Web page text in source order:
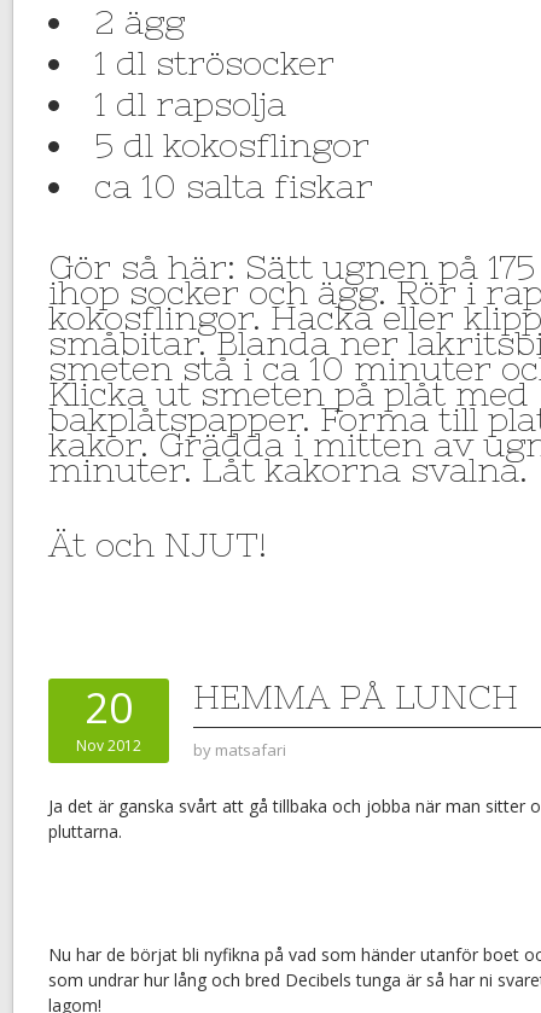
2 ägg
1 dl strösocker
1 dl rapsolja
5 dl kokosflingor
ca 10 salta fiskar
Gör så här: Sätt ugnen på
ihop socker och ägg. Rör i
kokosflingor. Hacka eller
småbitar. Blanda ner
smeten stå i ca 10 minuter
Klicka ut smeten på plåt med
bakplåtspapper. Forma till
kakor. Grädda i mitten av
minuter. Låt kakorna svalna.
Ät och NJUT!
20
Nov 2012
HEMMA PÅ LUNCH
by matsafari
Ja det är ganska svårt att gå tillbaka och jobba när man sitter
pluttarna.
Nu har de börjat bli nyfikna på vad som händer utanför boet
som undrar hur lång och bred Decibels tunga är så har ni
lagom!